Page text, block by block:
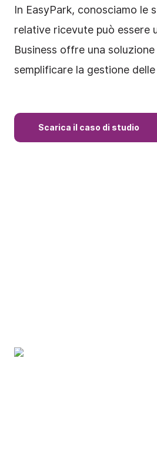
In EasyPark, conosciamo le
relative ricevute può essere
Business offre una
semplificare la gestione
Scarica il caso di studio